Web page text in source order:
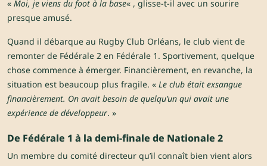
« Moi, je viens du foot à la base« , glisse-t-il avec un sourire
presque amusé.
Quand il débarque au Rugby Club Orléans, le club vient de
remonter de Fédérale 2 en Fédérale 1. Sportivement, quelque
chose commence à émerger. Financièrement, en revanche, la
situation est beaucoup plus fragile. « Le club était exsangue
financièrement. On avait besoin de quelqu’un qui avait une
expérience de développeur. »
De Fédérale 1 à la demi-finale de Nationale 2
Un membre du comité directeur qu’il connaît bien vient alors